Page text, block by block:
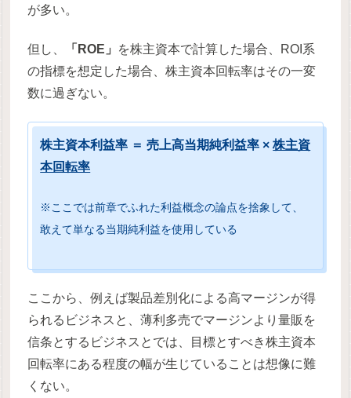
が多い。
但し、 「ROE」
を株主資本で計算した場合、ROI系
の指標を想定した場合、株主資本回転率はその一変
数に過ぎない。
株主資本利益率 ＝ 売上高当期純利益率 ×株主資
本回転率
※ここでは前章でふれた利益概念の論点を捨象して、
敢えて単なる当期純利益を使用している
ここから、例えば製品差別化による高マージンが得
られるビジネスと、薄利多売でマージンより量販を
信条とするビジネスとでは、目標とすべき株主資本
回転率にある程度の幅が生じていることは想像に難
くない。